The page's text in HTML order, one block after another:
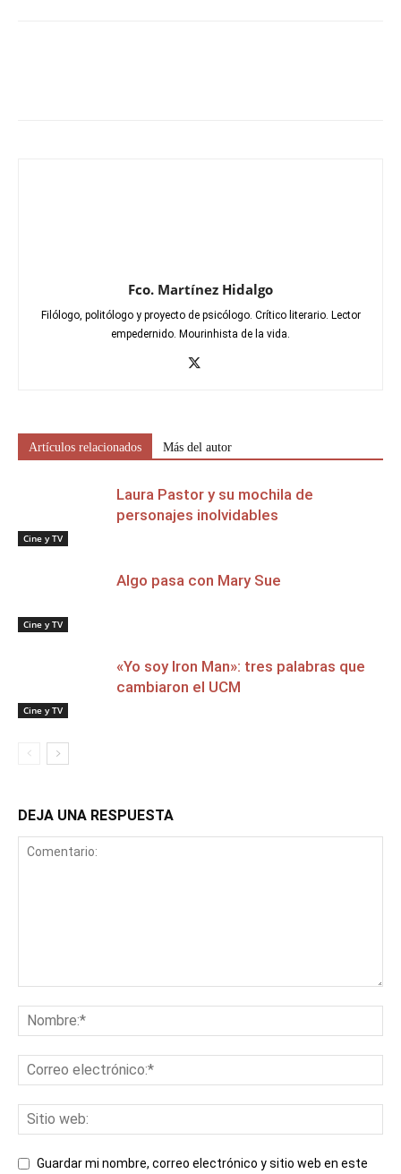
Fco. Martínez Hidalgo
Filólogo, politólogo y proyecto de psicólogo. Crítico literario. Lector
empedernido. Mourinhista de la vida.
Artículos relacionados Más del autor
Cine y TV
Laura Pastor y su mochila de
personajes inolvidables
Cine y TV
Algo pasa con Mary Sue
Cine y TV
«Yo soy Iron Man»: tres palabras que
cambiaron el UCM
DEJA UNA RESPUESTA
Guardar mi nombre, correo electrónico y sitio web en este